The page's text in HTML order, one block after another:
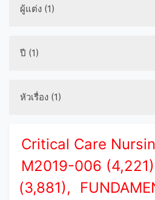
ผู้แต่ง (1)
ปี (1)
หัวเรื่อง (1)
Critical Care
M2019-006
(3,881),